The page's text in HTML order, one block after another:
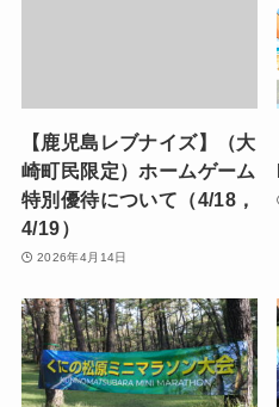
【鹿児島レブナイズ】（大
崎町民限定）ホームゲーム
特別優待について（4/18，
4/19）
2026年4月14日